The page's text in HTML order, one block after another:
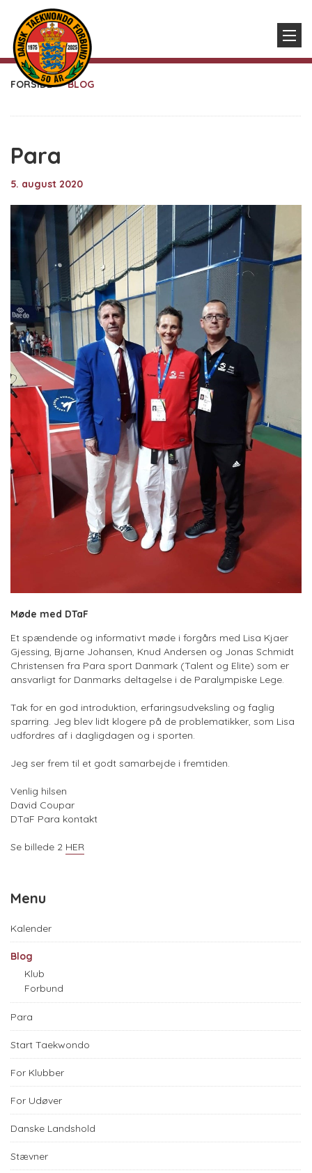
FORSIDE BLOG
Para
5. august 2020
Møde med DTaF
Et spændende og informativt møde i forgårs med Lisa Kjaer
Gjessing, Bjarne Johansen, Knud Andersen og Jonas Schmidt
Christensen fra Para sport Danmark (Talent og Elite) som er
ansvarligt for Danmarks deltagelse i de Paralympiske Lege.
Tak for en god introduktion, erfaringsudveksling og faglig
sparring. Jeg blev lidt klogere på de problematikker, som Lisa
udfordres af i dagligdagen og i sporten.
Jeg ser frem til et godt samarbejde i fremtiden.
Venlig hilsen
David Coupar
DTaF Para kontakt
Se billede 2 HER
Menu
Kalender
Blog
Klub
Forbund
Para
Start Taekwondo
For Klubber
For Udøver
Danske Landshold
Stævner